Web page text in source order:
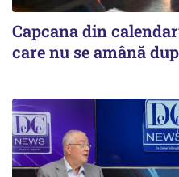
Capcana din
care nu se amână